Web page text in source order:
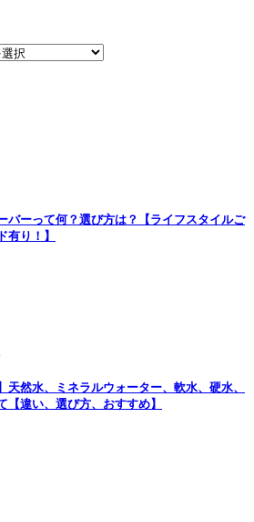
バーって何？選び方は？【ライフスタイルご
有り！】
天然水、ミネラルウォーター、軟水、硬水、
【違い、選び方、おすすめ】